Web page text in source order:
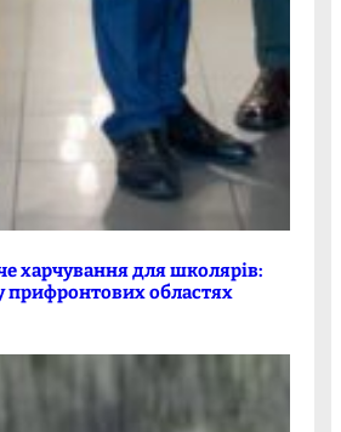
харчування для школярів:
прифронтових областях